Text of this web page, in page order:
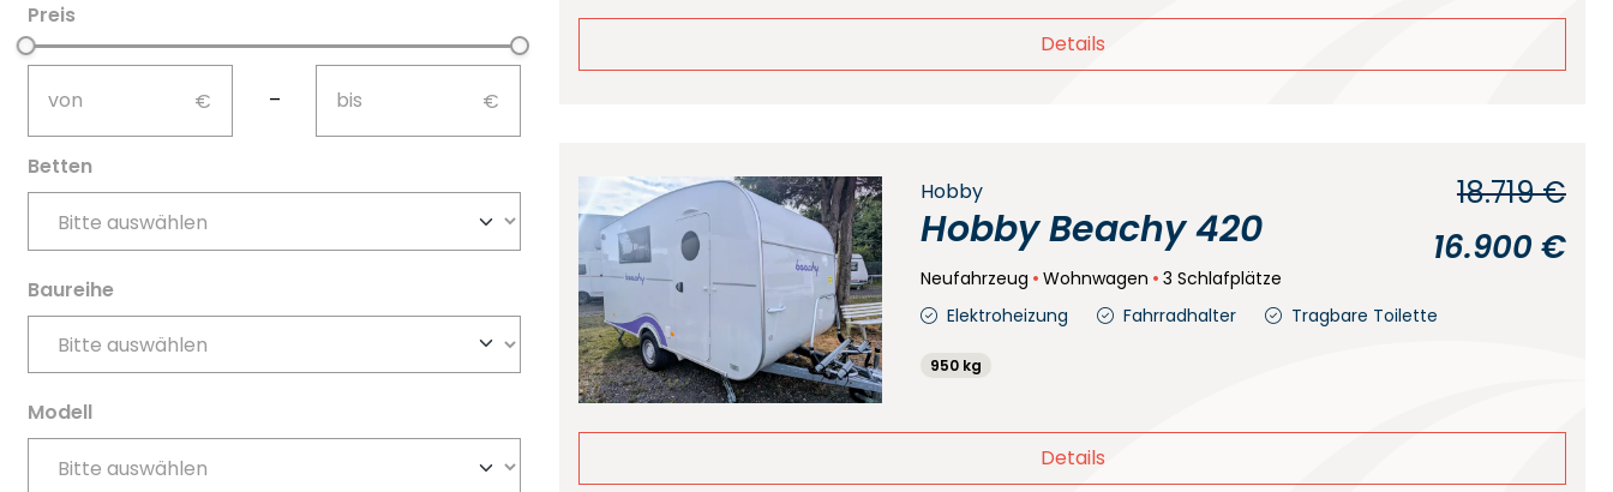
Preis
–
Betten
Baureihe
Modell
Details
Hobby
Hobby Beachy 420
Neufahrzeug Wohnwagen 3 Schlafplätze
16.900 €
18.719 €
Elektroheizung Fahrradhalter Tragbare Toilette
950 kg
Details